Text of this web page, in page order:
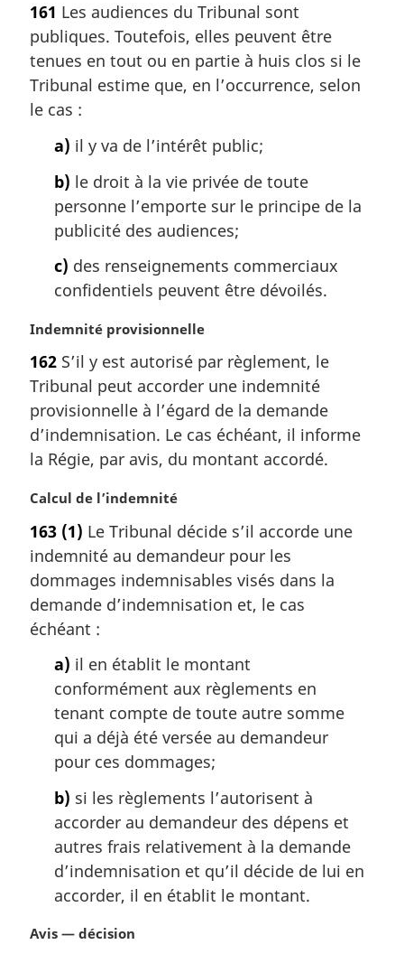
n
a
l
e
:
t
e
m
a
g
161 Les audiences du Tribunal sont
publiques. Toutefois, elles peuvent être
tenues en tout ou en partie à huis clos si le
Tribunal estime que, en l’occurrence, selon
le cas :
a) il y va de l’intérêt public;
b) le droit à la vie privée de toute
personne l’emporte sur le principe de la
publicité des audiences;
c) des renseignements commerciaux
confidentiels peuvent être dévoilés.
N
t
e
m
a
g
n
a
l
e
:
Indemnité provisionnelle
162 S’il y est autorisé par règlement, le
Tribunal peut accorder une indemnité
provisionnelle à l’égard de la demande
d’indemnisation. Le cas échéant, il informe
la Régie, par avis, du montant accordé.
N
t
e
m
a
g
Calcul de l’indemnité
163 (1) Le Tribunal décide s’il accorde une
indemnité au demandeur pour les
dommages indemnisables visés dans la
demande d’indemnisation et, le cas
échéant :
a) il en établit le montant
conformément aux règlements en
tenant compte de toute autre somme
qui a déjà été versée au demandeur
pour ces dommages;
b) si les règlements l’autorisent à
accorder au demandeur des dépens et
autres frais relativement à la demande
d’indemnisation et qu’il décide de lui en
accorder, il en établit le montant.
N
Avis — décision